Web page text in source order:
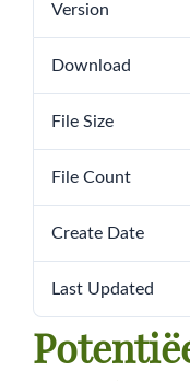
Version
Download
File Size
File Count
Create Date
Last Updated